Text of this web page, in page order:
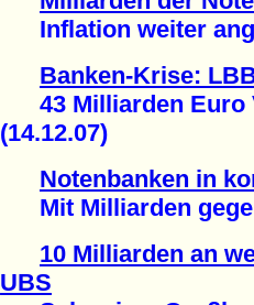
Inflation weiter
Banken-Krise:
43 Milliarden Euro
(14.12.07)
Notenbanken in
Mit Milliarden
10 Milliarden an
UBS